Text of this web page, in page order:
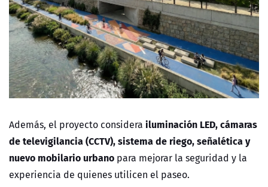
Además, el proyecto considera iluminación LED, cámaras
de televigilancia (CCTV), sistema de riego, señalética y
nuevo mobilario urbano para mejorar la seguridad y la
experiencia de quienes utilicen el paseo.